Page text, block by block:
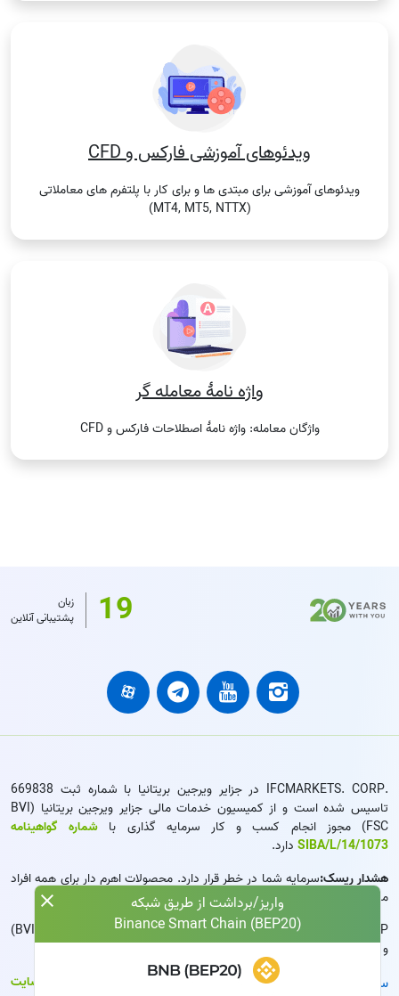
ویدئوهای آموزشی فارکس و CFD
ویدئوهای آموزشی برای مبتدی ها و برای کار با پلتفرم های معاملاتی
(MT4, MT5, NTTX)
واژه نامۀ معامله گر
واژگان معامله: واژه نامۀ اصطلاحات فارکس و CFD
واریز/برداشت از طریق شبکه
Binance Smart Chain (BEP20)
19
زبان
پشتیبانی آنلاین
.IFCMARKETS. CORP در جزایر ویرجین بریتانیا با شماره ثبت 669838
تاسیس شده است و از کمیسیون خدمات مالی جزایر ویرجین بریتانیا (BVI
FSC) مجوز انجام کسب و کار سرمایه گذاری با
شماره گواهینامه
SIBA/L/14/1073 دارد.
هشدار ریسک:سرمایه شما در خطر قرار دارد. محصولات اهرم دار برای همه افراد
مناسب نیستند.
IFCMARKETS. CORP. به ساکنین ایالات متحده، جزایر ویرجین بریتانیا (BVI)
و روسیه خدمات رسانی انجام نمی دهد.
نقشۀ سایت سیاست حفظ حریم خصوصی